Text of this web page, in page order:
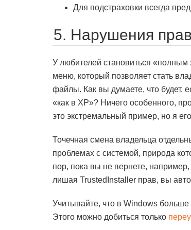
Для подстраховки всегда
5. Нарушения
У любителей становиться «полным
меню, который позволяет стать
файлы. Как вы думаете, что будет,
«как в XP»? Ничего особенного,
это экстремальный пример, но я
Точечная смена владельца
проблемах с системой, природа
пор, пока вы не вернете,
лишая TrustedInstaller прав, вы
Учитывайте, что в Windows
Этого можно добиться только